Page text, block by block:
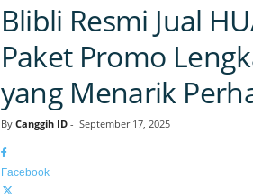
Blibli Resmi Jual
Paket Promo
yang Menarik
By Canggih ID- September 17, 2025
Facebook